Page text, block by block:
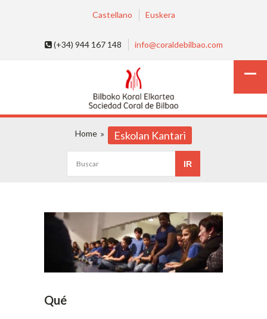
Castellano Euskera
(+34) 944 167 148 info@coraldebilbao.com
Home Eskolan Kantari
Qué